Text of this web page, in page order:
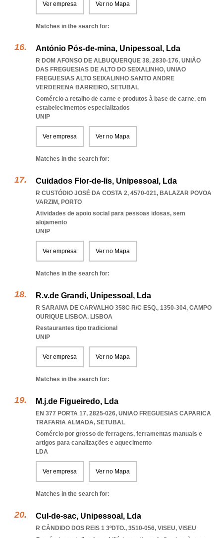
Ver empresa Ver no Mapa
Matches in the search for:
António Pós-de-mina, Unipessoal, Lda
R DOM AFONSO DE ALBUQUERQUE 38, 2830-176, UNIÃO
DAS FREGUESIAS DE ALTO DO SEIXALINHO, UNIAO
FREGUESIAS ALTO SEIXALINHO SANTO ANDRE
VERDERENA BARREIRO, SETUBAL
Comércio a retalho de carne e produtos à base de carne, em
estabelecimentos especializados
UNIP
Ver empresa Ver no Mapa
Matches in the search for:
Cuidados Flor-de-lis, Unipessoal, Lda
R CUSTÓDIO JOSÉ DA COSTA 2, 4570-021, BALAZAR POVOA
VARZIM, PORTO
Atividades de apoio social para pessoas idosas, sem
alojamento
UNIP
Ver empresa Ver no Mapa
Matches in the search for:
R.v.de Grandi, Unipessoal, Lda
R SARAIVA DE CARVALHO 358C R/C ESQ., 1350-304, CAMPO
OURIQUE LISBOA, LISBOA
Restaurantes tipo tradicional
UNIP
Ver empresa Ver no Mapa
Matches in the search for:
M.j.de Figueiredo, Lda
EN 377 PORTA 17, 2825-026, UNIAO FREGUESIAS CAPARICA
TRAFARIA ALMADA, SETUBAL
Comércio por grosso de ferragens, ferramentas manuais e
artigos para canalizações e aquecimento
LDA
Ver empresa Ver no Mapa
Matches in the search for:
Cul-de-sac, Unipessoal, Lda
R CÂNDIDO DOS REIS 1 3ºDTO., 3510-056, VISEU, VISEU